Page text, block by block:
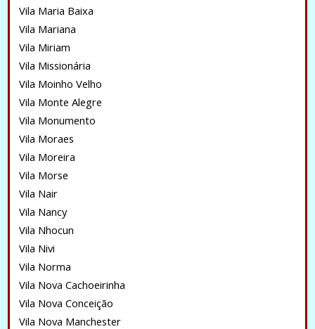
Vila Maria Baixa
Vila Mariana
Vila Miriam
Vila Missionária
Vila Moinho Velho
Vila Monte Alegre
Vila Monumento
Vila Moraes
Vila Moreira
Vila Morse
Vila Nair
Vila Nancy
Vila Nhocun
Vila Nivi
Vila Norma
Vila Nova Cachoeirinha
Vila Nova Conceição
Vila Nova Manchester